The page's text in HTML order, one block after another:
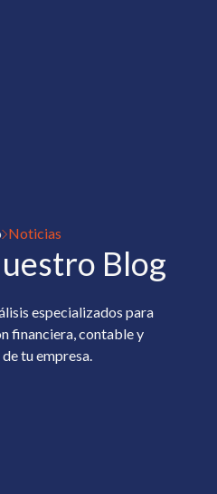
Noticias
Blog
especializados para
financiera, contable y
tu empresa.